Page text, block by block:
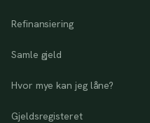
Refinansiering
Samle gjeld
Hvor mye kan jeg låne?
Gjeldsregisteret